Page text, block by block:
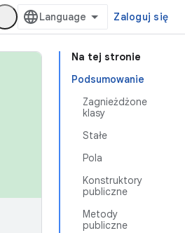
Zaloguj się
Na tej stronie
Podsumowanie
Zagnieżdżone
klasy
Stałe
Pola
Konstruktory
publiczne
Metody
publiczne